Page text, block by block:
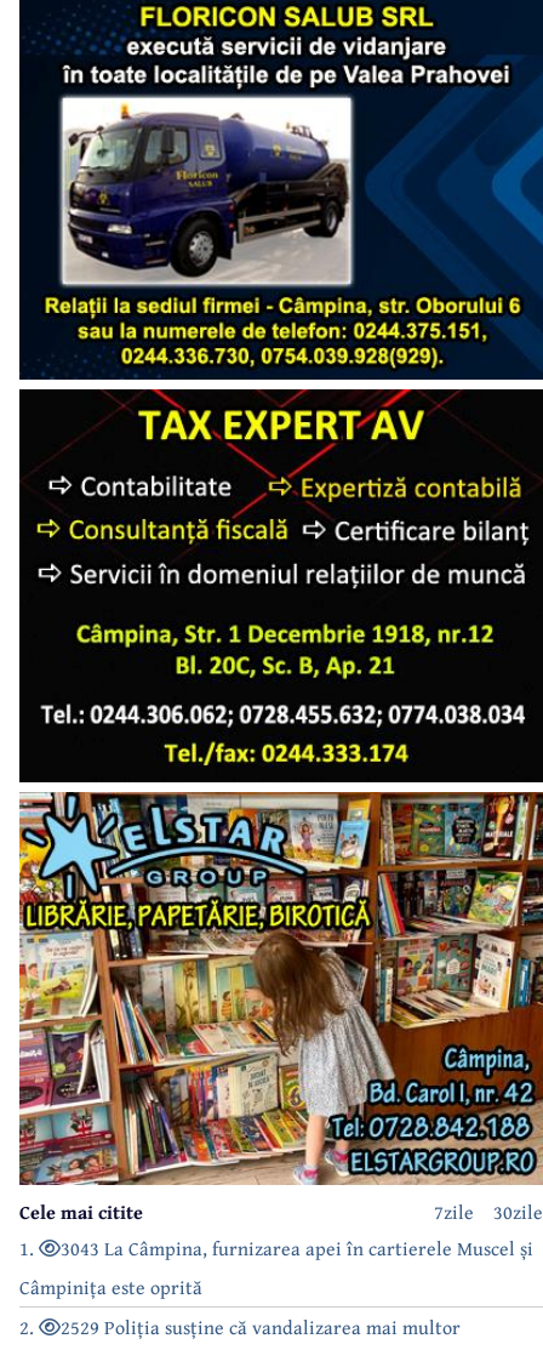
30zile
7zile
Cele mai citite
1.
3043 La Câmpina, furnizarea apei în cartierele Muscel și
Câmpinița este oprită
2.
2529 Poliția susține că vandalizarea mai multor